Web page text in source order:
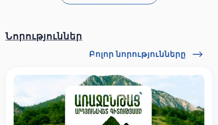
Նորություններ
Բոլոր նորությունները